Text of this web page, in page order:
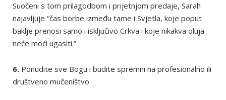
Suočeni s tom prilagodbom i prijetnjom predaje, Sarah
najavljuje “čas borbe između tame i Svjetla, koje poput
baklje prenosi samo i isključivo Crkva i koje nikakva oluja
neće moći ugasiti.”
6. Ponudite sve Bogu i budite spremni na profesionalno ili
društveno mučeništvo